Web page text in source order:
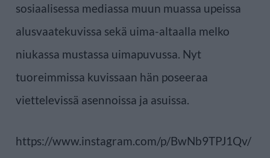
sosiaalisessa mediassa muun muassa upeissa
alusvaatekuvissa sekä uima-altaalla melko
niukassa mustassa uimapuvussa. Nyt
tuoreimmissa kuvissaan hän poseeraa
viettelevissä asennoissa ja asuissa.
https://www.instagram.com/p/BwNb9TPJ1Qv/